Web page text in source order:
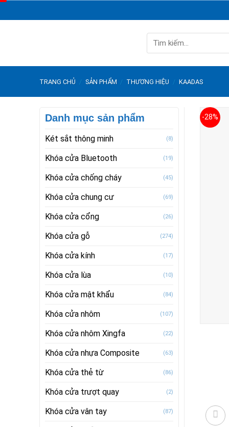
to
kiếm:
TRANG CHỦ / SẢN PHẨM / THƯƠNG HIỆU / KAADAS
Danh mục sản phẩm
Két sắt thông minh (8)
Khóa cửa Bluetooth (19)
Khóa cửa chống cháy (45)
Khóa cửa chung cư (69)
Khóa cửa cổng (26)
Khóa cửa gỗ (274)
Khóa cửa kính (17)
Khóa cửa lùa (10)
Khóa cửa mật khẩu (84)
Khóa cửa nhôm (107)
Khóa cửa nhôm Xingfa (22)
Khóa cửa nhựa Composite (63)
Khóa cửa thẻ từ (86)
Khóa cửa trượt quay (2)
Khóa cửa vân tay (87)
-28%